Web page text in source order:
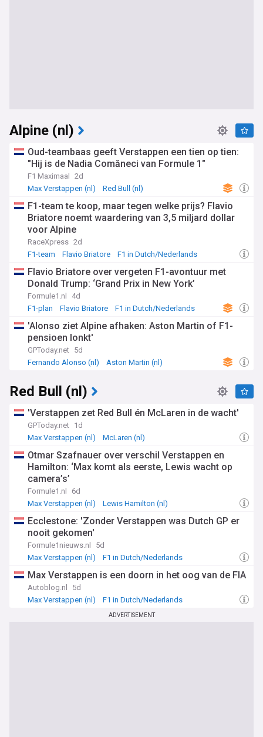
Alpine (nl)
Oud-teambaas geeft Verstappen een tien op tien:
"Hij is de Nadia Comăneci van Formule 1"
F1 Maximaal
2d
Max Verstappen (nl)
Red Bull (nl)
F1-team te koop, maar tegen welke prijs? Flavio
Briatore noemt waardering van 3,5 miljard dollar
voor Alpine
RaceXpress 2d
F1-team
Flavio Briatore F1 in Dutch/Nederlands
Flavio Briatore over vergeten F1-avontuur met
Donald Trump: ‘Grand Prix in New York’
Formule1.nl
4d
F1-plan
Flavio Briatore F1 in Dutch/Nederlands
'Alonso ziet Alpine afhaken: Aston Martin of F1-
pensioen lonkt'
GPToday.net 5d
Fernando Alonso (nl)
Aston Martin (nl)
Red Bull (nl)
'Verstappen zet Red Bull én McLaren in de wacht'
GPToday.net 1d
Max Verstappen (nl)
McLaren (nl)
Otmar Szafnauer over verschil Verstappen en
Hamilton: ‘Max komt als eerste, Lewis wacht op
camera’s’
Formule1.nl
6d
Max Verstappen (nl)
Lewis Hamilton (nl)
Ecclestone: 'Zonder Verstappen was Dutch GP er
nooit gekomen'
Formule1nieuws.nl
5d
Max Verstappen (nl)
F1 in Dutch/Nederlands
Max Verstappen is een doorn in het oog van de FIA
Autoblog.nl
5d
Max Verstappen (nl)
F1 in Dutch/Nederlands
ADVERTISEMENT